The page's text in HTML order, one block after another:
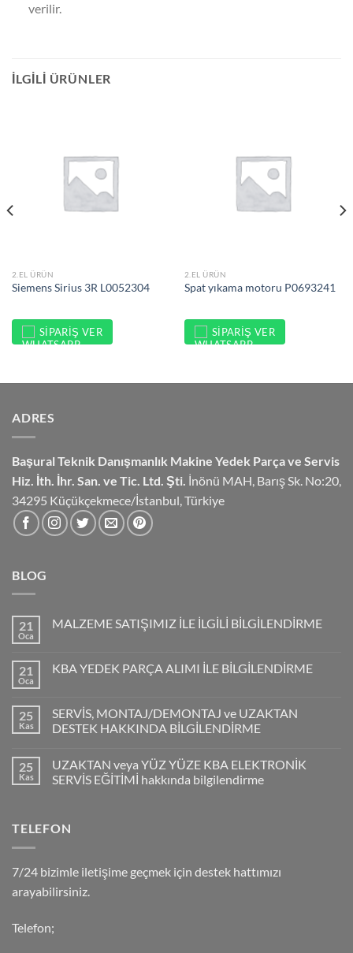
verilir.
İLGILI ÜRÜNLER
2.EL ÜRÜN
Siemens Sirius 3R L0052304
SIPARIŞ VER
2.EL ÜRÜN
Spat yıkama motoru P0693241
SIPARIŞ VER
ADRES
Başural Teknik Danışmanlık Makine Yedek Parça ve Servis
Hiz. İth. İhr. San. ve Tic. Ltd. Şti. İnönü MAH, Barış Sk. No:20,
34295 Küçükçekmece/İstanbul, Türkiye
BLOG
21
Oca
MALZEME SATIŞIMIZ İLE İLGİLİ BİLGİLENDİRME
21
Oca
KBA YEDEK PARÇA ALIMI İLE BİLGİLENDİRME
25
Kas
SERVİS, MONTAJ/DEMONTAJ ve UZAKTAN
DESTEK HAKKINDA BİLGİLENDİRME
25
Kas
UZAKTAN veya YÜZ YÜZE KBA ELEKTRONİK
SERVİS EĞİTİMİ hakkında bilgilendirme
TELEFON
7/24 bizimle iletişime geçmek için destek hattımızı
arayabilirsiniz.
Telefon;